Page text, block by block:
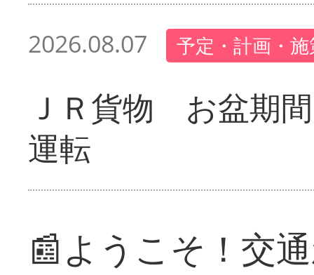
2026.08.07 予定・計画・
ＪＲ貨物 お盆期
運転
📰ようこそ！交